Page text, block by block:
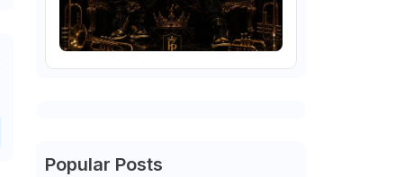
Popular Posts